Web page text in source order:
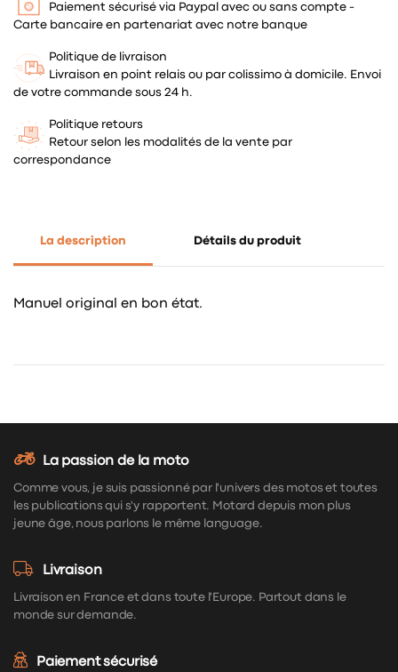
Paiement sécurisé via Paypal avec ou sans compte -
Carte bancaire en partenariat avec notre banque
Politique de livraison
Livraison en point relais ou par colissimo à domicile. Envoi
de votre commande sous 24 h.
Politique retours
Retour selon les modalités de la vente par
correspondance
La description Détails du produit
Manuel original en bon état.
La passion de la moto
Comme vous, je suis passionné par l'univers des motos et toutes
les publications qui s'y rapportent. Motard depuis mon plus
jeune âge, nous parlons le même language.
Livraison
Livraison en France et dans toute l'Europe. Partout dans le
monde sur demande.
Paiement sécurisé